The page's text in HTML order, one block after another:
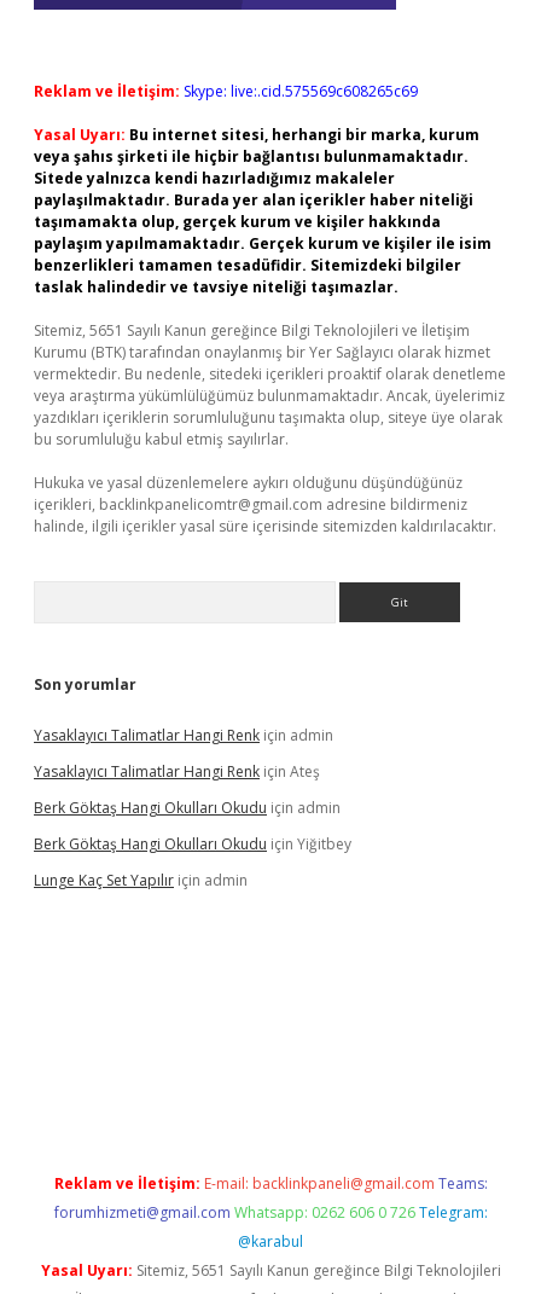
Reklam ve İletişim: Skype: live:.cid.575569c608265c69
Yasal Uyarı: Bu internet sitesi, herhangi bir marka, kurum
veya şahıs şirketi ile hiçbir bağlantısı bulunmamaktadır.
Sitede yalnızca kendi hazırladığımız makaleler
paylaşılmaktadır. Burada yer alan içerikler haber niteliği
taşımamakta olup, gerçek kurum ve kişiler hakkında
paylaşım yapılmamaktadır. Gerçek kurum ve kişiler ile isim
benzerlikleri tamamen tesadüfidir. Sitemizdeki bilgiler
taslak halindedir ve tavsiye niteliği taşımazlar.
Sitemiz, 5651 Sayılı Kanun gereğince Bilgi Teknolojileri ve İletişim
Kurumu (BTK) tarafından onaylanmış bir Yer Sağlayıcı olarak hizmet
vermektedir. Bu nedenle, sitedeki içerikleri proaktif olarak denetleme
veya araştırma yükümlülüğümüz bulunmamaktadır. Ancak, üyelerimiz
yazdıkları içeriklerin sorumluluğunu taşımakta olup, siteye üye olarak
bu sorumluluğu kabul etmiş sayılırlar.
Hukuka ve yasal düzenlemelere aykırı olduğunu düşündüğünüz
içerikleri, backlinkpanelicomtr@gmail.com adresine bildirmeniz
halinde, ilgili içerikler yasal süre içerisinde sitemizden kaldırılacaktır.
Son yorumlar
Yasaklayıcı Talimatlar Hangi Renk için admin
Yasaklayıcı Talimatlar Hangi Renk için Ateş
Berk Göktaş Hangi Okulları Okudu için admin
Berk Göktaş Hangi Okulları Okudu için Yiğitbey
Lunge Kaç Set Yapılır için admin
Reklam ve İletişim: E-mail: backlinkpaneli@gmail.com Teams:
forumhizmeti@gmail.com Whatsapp: 0262 606 0 726 Telegram:
@karabul
Yasal Uyarı: Sitemiz, 5651 Sayılı Kanun gereğince Bilgi Teknolojileri